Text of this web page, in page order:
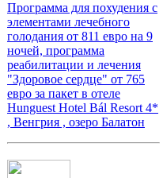
Программа для похудения с
элементами лечебного
голодания от 811 евро на 9
ночей, программа
реабилитации и лечения
"Здоровое сердце" от 765
евро за пакет в отеле
Hunguest Hotel Bál Resort 4*
, Венгрия , озеро Балатон